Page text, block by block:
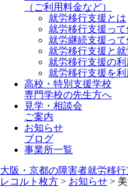
（ご利用料金など）
就労移行支援とは
就労移行支援って
就労継続支援って
就労移行支援と
就労移行支援の利
就労移行支援を
高校・特別支援学校
専門学校の先生方へ
見学・相談会
ご案内
お知らせ
ブログ
事業所一覧
大阪・京都の障害者就労移
レコルト枚方 > お知らせ >